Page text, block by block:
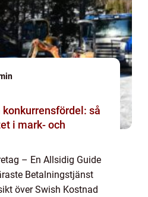
så
i mark- och
– En Allsidig Guide
Betalningstjänst
över Swish Kostnad